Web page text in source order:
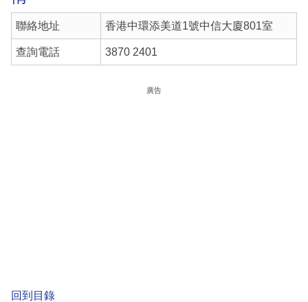
聯絡地址 香港中環添美道1號中信大廈801室
查詢電話 3870 2401
廣告
回到目錄